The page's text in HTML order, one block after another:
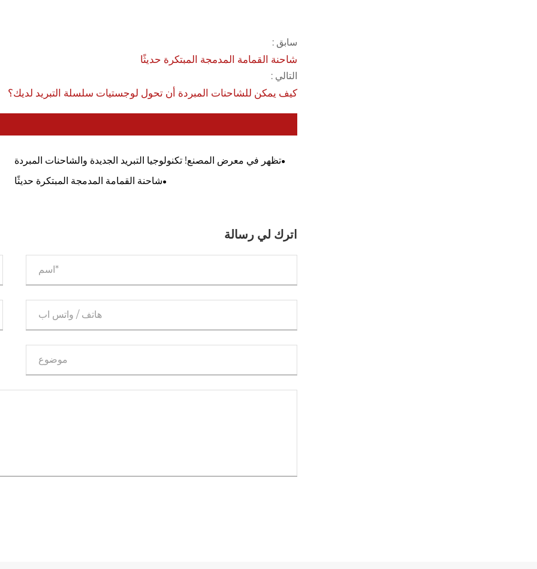
سابق :
شاحنة القمامة المدمجة المبتكرة حديثًا
التالي :
كيف يمكن للشاحنات المبردة أن تحول لوجستيات سلسلة التبريد لديك؟
تظهر في معرض المصنع! تكنولوجيا التبريد الجديدة والشاحنات المبردة
المتميزة HOWO!
شاحنة القمامة المدمجة المبتكرة حديثًا
اترك لي رسالة